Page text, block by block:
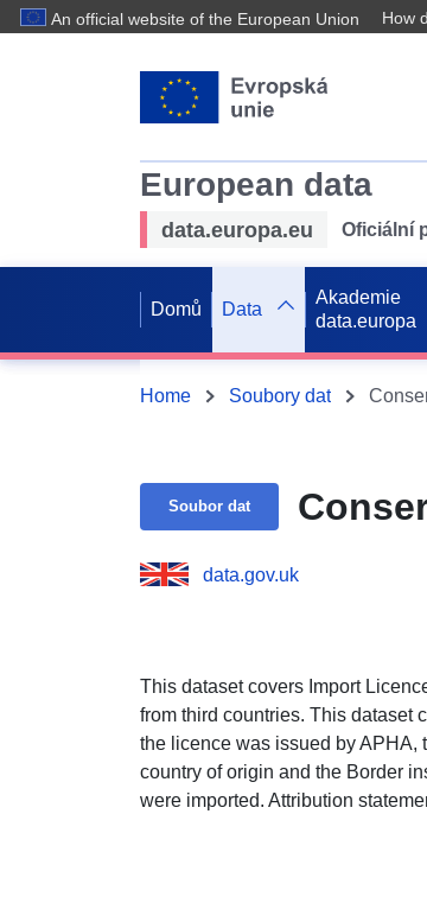
An official website of the European Union How
European data
data.europa.eu Oficiální
Domů Data
Akademie
data.europa
Home Soubory dat
Soubor dat
data.gov.uk
This dataset covers Import
from third countries. This dataset
the licence was issued by APHA,
country of origin and the Border
were imported. Attribution